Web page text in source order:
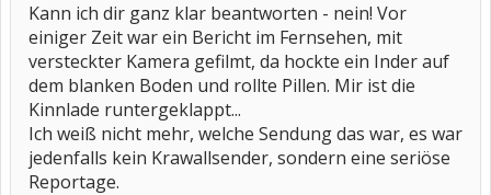
Kann ich dir ganz klar beantworten - nein! Vor
einiger Zeit war ein Bericht im Fernsehen, mit
versteckter Kamera gefilmt, da hockte ein Inder auf
dem blanken Boden und rollte Pillen. Mir ist die
Kinnlade runtergeklappt...
Ich weiß nicht mehr, welche Sendung das war, es war
jedenfalls kein Krawallsender, sondern eine seriöse
Reportage.